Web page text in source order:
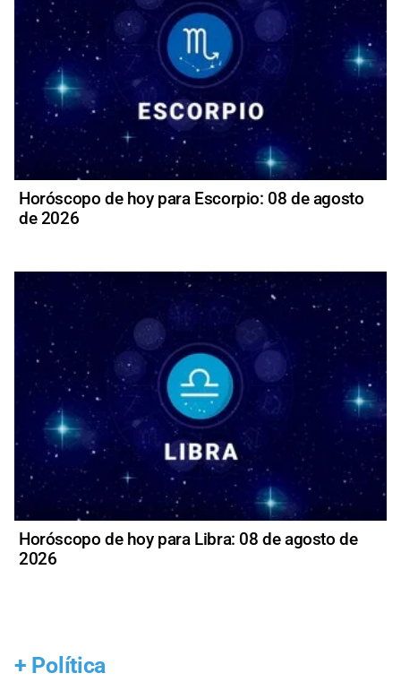
Horóscopo de hoy para Escorpio: 08 de agosto
de 2026
Horóscopo de hoy para Libra: 08 de agosto de
2026
+ Política